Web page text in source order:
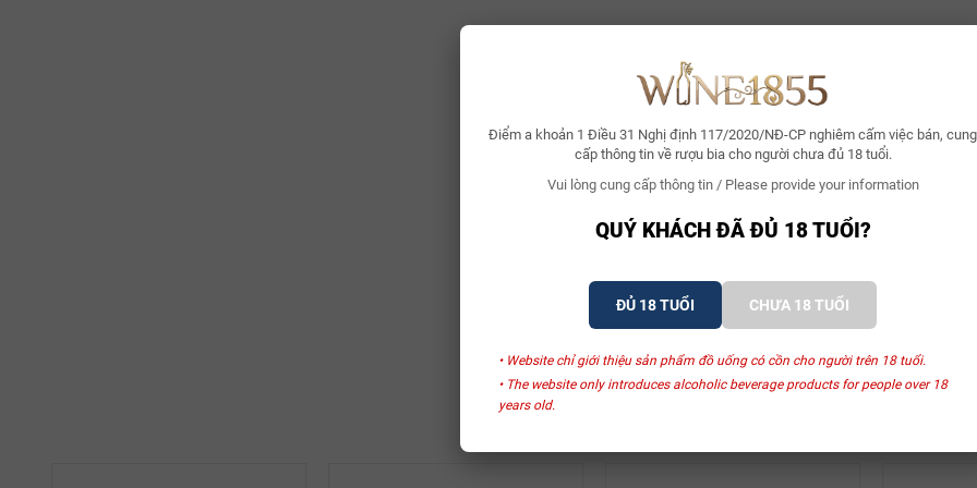
Điểm a khoản 1 Điều 31 Nghị định 117/2020/NĐ-CP nghiêm cấm việc bán, cung
cấp thông tin về rượu bia cho người chưa đủ 18 tuổi.
Vui lòng cung cấp thông tin / Please provide your information
QUÝ KHÁCH ĐÃ ĐỦ 18 TUỔI?
ĐỦ 18 TUỔI CHƯA 18 TUỔI
• Website chỉ giới thiệu sản phẩm đồ uống có cồn cho người trên 18 tuổi.
• The website only introduces alcoholic beverage products for people over 18
years old.
SẢN PHẨM LIÊN QUAN